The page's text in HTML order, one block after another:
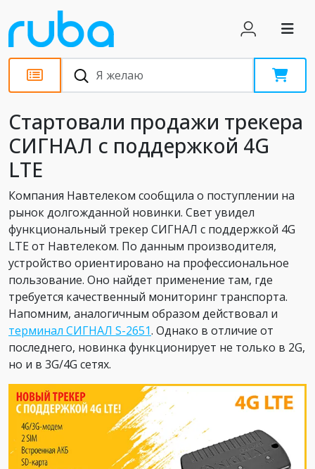
Новости
Стартовали продажи трекера
СИГНАЛ с поддержкой 4G
LTE
Компания Навтелеком сообщила о поступлении на
рынок долгожданной новинки. Свет увидел
функциональный трекер СИГНАЛ с поддержкой 4G
LTE от Навтелеком. По данным производителя,
устройство ориентировано на профессиональное
пользование. Оно найдет применение там, где
требуется качественный мониторинг транспорта.
Напомним, аналогичным образом действовал и
терминал СИГНАЛ S-2651. Однако в отличие от
последнего, новинка функционирует не только в 2G,
но и в 3G/4G сетях.